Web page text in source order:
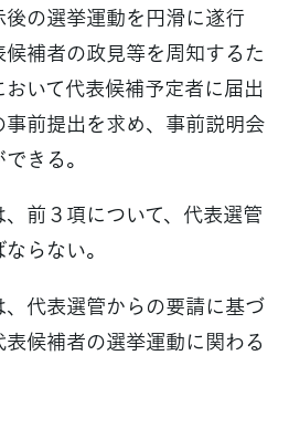
の選挙運動を円滑に遂行
候補者の政見等を周知するた
いて代表候補予定者に届出
前提出を求め、事前説明会
きる。
前３項について、代表選管
らない。
代表選管からの要請に基づ
表候補者の選挙運動に関わる